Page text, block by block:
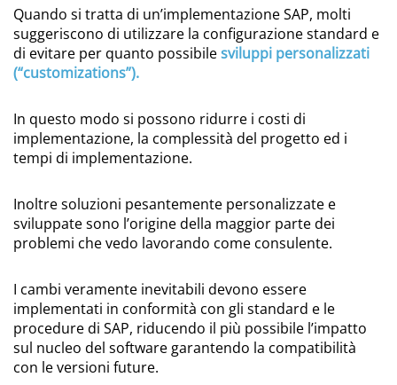
Quando si tratta di un’implementazione SAP, molti
suggeriscono di utilizzare la configurazione standard e
di evitare per quanto possibilesviluppi personalizzati
(“customizations”).
In questo modo si possono ridurre i costi di
implementazione, la complessità del progetto ed i
tempi di implementazione.
Inoltre soluzioni pesantemente personalizzate e
sviluppate sono l’origine della maggior parte dei
problemi che vedo lavorando come consulente.
I cambi veramente inevitabili devono essere
implementati in conformità con gli standard e le
procedure di SAP, riducendo il più possibile l’impatto
sul nucleo del software garantendo la compatibilità
con le versioni future.